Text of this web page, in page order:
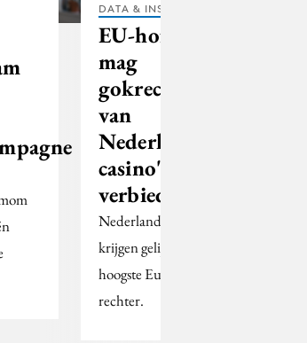
DATA & INSIGHTS
EU-hof: België
mag
gokreclames
van
Nederlandse
casino's niet
verbieden
Nederlandse casino's
krijgen gelijk van de
hoogste Europese
rechter.